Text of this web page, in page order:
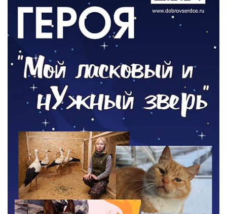
06.08.2026
РАЗЪЯСНЯЕМ
Где хранить велосипед?
06.08.2026